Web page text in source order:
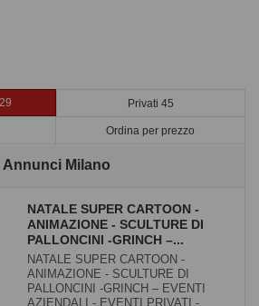
Privati 45
Ordina per prezzo
Annunci Milano
NATALE SUPER CARTOON -
ANIMAZIONE - SCULTURE DI
PALLONCINI -GRINCH –...
NATALE SUPER CARTOON -
ANIMAZIONE - SCULTURE DI
PALLONCINI -GRINCH – EVENTI
AZIENDALI - EVENTI PRIVATI -